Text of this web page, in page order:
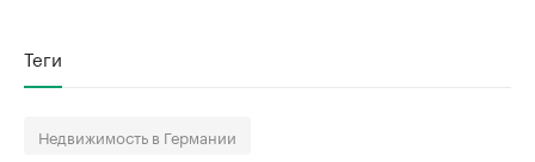
Теги
Недвижимость в Германии